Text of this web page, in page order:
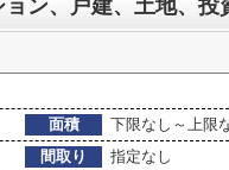
面積 下限なし～上限
間取り
指定なし